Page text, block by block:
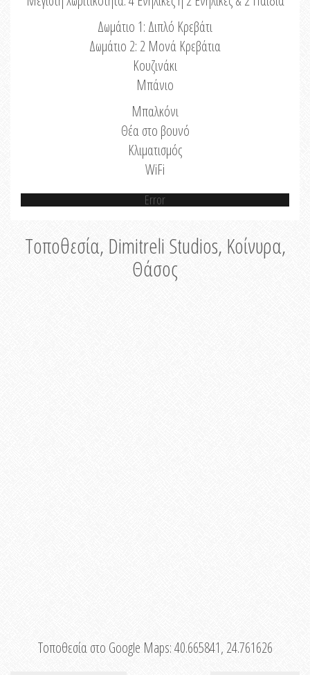
Δωμάτιο 1: Διπλό Κρεβάτι
Δωμάτιο 2: 2 Μονά Κρεβάτια
Κουζινάκι
Μπάνιο
Μπαλκόνι
Θέα στο βουνό
Κλιματισμός
WiFi
Error
Τοποθεσία, Dimitreli Studios, Κοίνυρα,
Θάσος
Τοποθεσία στο Google Maps:40.665841, 24.761626